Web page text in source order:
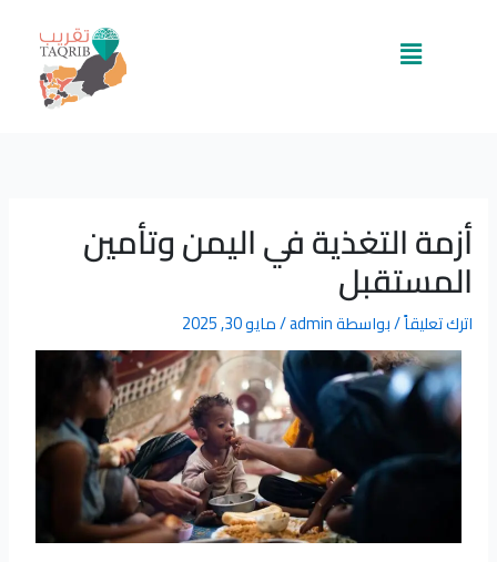
القائمة
أزمة التغذية في اليمن وتأمين
المستقبل
اترك تعليقاً/ بواسطةadmin
/مايو 30, 2025